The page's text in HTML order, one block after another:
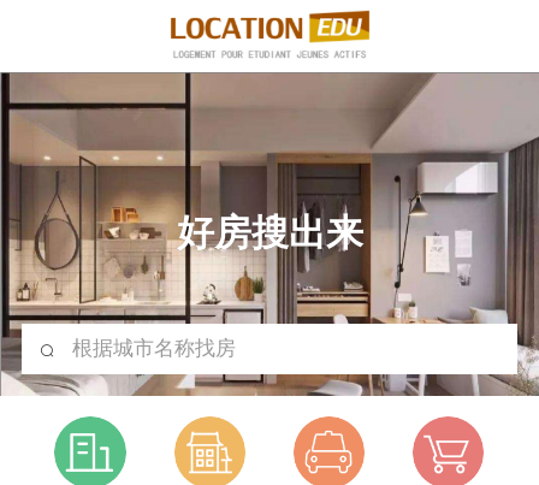
好房搜出来
根据城市名称找房